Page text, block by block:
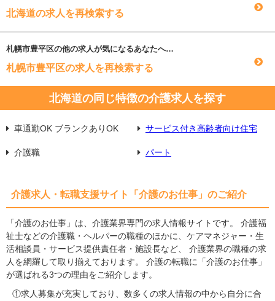
北海道の求人を再検索する
札幌市豊平区の他の求人が気になるあなたへ…
札幌市豊平区の求人を再検索する
北海道の同じ特徴の介護求人を探す
車通勤OK ブランクありOK サービス付き高齢者向け住宅
介護職 パート
介護求人・転職支援サイト「介護のお仕事」のご紹介
「介護のお仕事」は、介護業界専門の求人情報サイトです。 介護福
祉士などの介護職・ヘルパーの職種のほかに、ケアマネジャー・生
活相談員・サービス提供責任者・施設長など、 介護業界の職種の求
人を網羅して取り揃えております。 介護の転職に「介護のお仕事」
が選ばれる3つの理由をご紹介します。
①求人募集が充実しており、数多くの求人情報の中から自分に合